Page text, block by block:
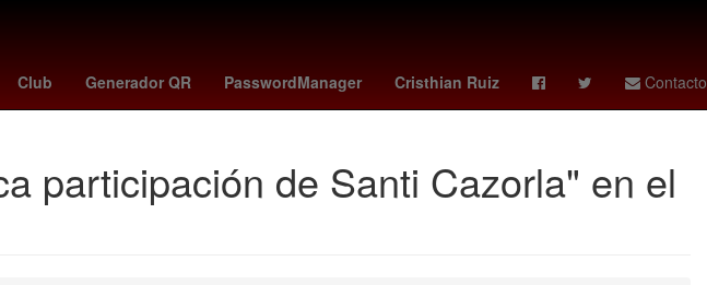
Club Generador QR PasswordManager Cristhian Ruiz Contacto
el universal mexico siete reinos Eclipse Letizia Ortiz flightradar24
participación de Santi Cazorla" en el